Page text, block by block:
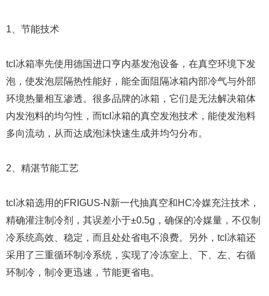
1、节能技术
tcl冰箱率先使用德国进口亨内基发泡设备，在真空环境下发
泡，使发泡层隔热性能好，能全面阻隔冰箱内部冷气与外部
环境热量相互渗透。很多品牌的冰箱，它们是无法解决箱体
内发泡料的均匀性，而tcl冰箱的真空发泡技术，能使发泡料
多向流动，从而达成泡沫快速生成并均匀分布。
2、精湛节能工艺
tcl冰箱选用的FRIGUS-N新一代抽真空和HC冷媒充注技术，
精确灌注制冷剂，其误差小于±0.5g，确保的冷媒量，不仅制
冷系统高效、稳定，而且处处省电不浪费。另外，tcl冰箱还
采用了三重循环制冷系统，实现了冷冻室上、下、左、右循
环制冷，制冷更迅速，节能更省电。